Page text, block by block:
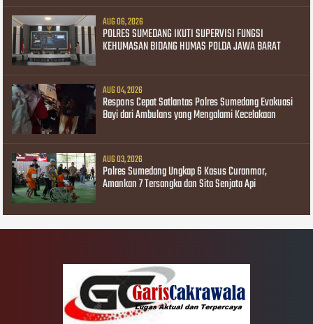
AUG 06, 2026
POLRES SUMEDANG IKUTI SUPERVISI FUNGSI
KEHUMASAN BIDANG HUMAS POLDA JAWA BARAT
AUG 04, 2026
Respons Cepat Satlantas Polres Sumedang Evakuasi
Bayi dari Ambulans yang Mengalami Kecelakaan
AUG 03, 2026
Polres Sumedang Ungkap 6 Kasus Curanmor,
Amankan 7 Tersangka dan Sita Senjata Api